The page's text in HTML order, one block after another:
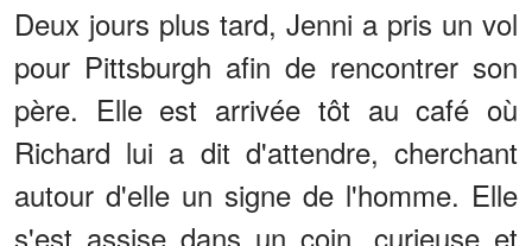
Deux jours plus tard, Jenni a pris un vol
pour Pittsburgh afin de rencontrer son
père. Elle est arrivée tôt au café où
Richard lui a dit d'attendre, cherchant
autour d'elle un signe de l'homme. Elle
s'est assise dans un coin, curieuse et